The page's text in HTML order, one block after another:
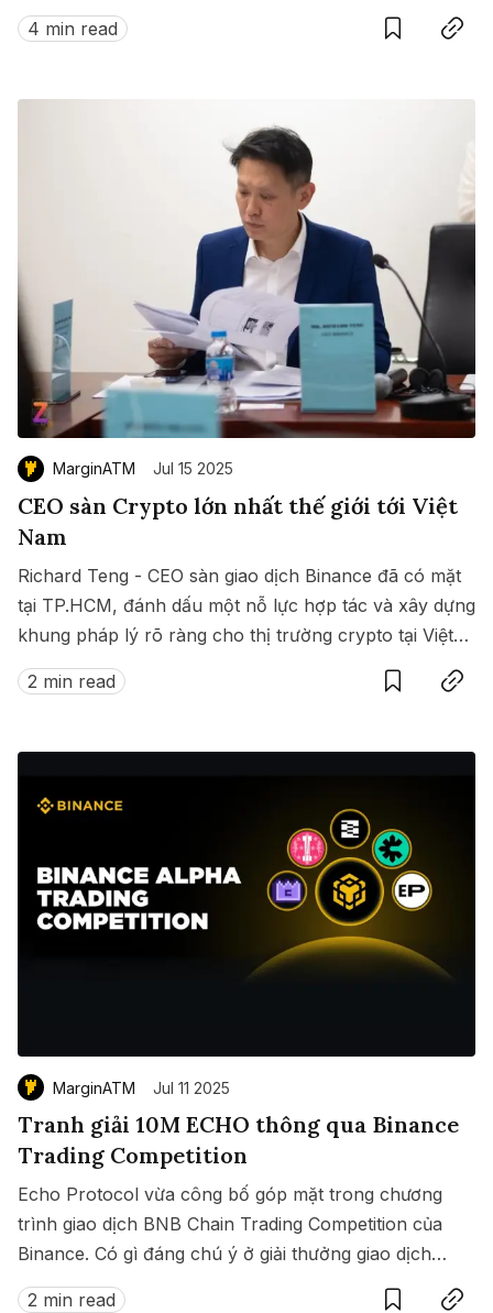
hàng loạt quốc gia không cần visa.
4 min read
MarginATM Jul 15 2025
CEO sàn Crypto lớn nhất thế giới tới Việt
Nam
Richard Teng - CEO sàn giao dịch Binance đã có mặt
tại TP.HCM, đánh dấu một nỗ lực hợp tác và xây dựng
khung pháp lý rõ ràng cho thị trường crypto tại Việt
Nam.
2 min read
SaveCopy link
MarginATM Jul 11 2025
Tranh giải 10M ECHO thông qua Binance
Trading Competition
Echo Protocol vừa công bố góp mặt trong chương
trình giao dịch BNB Chain Trading Competition của
Binance. Có gì đáng chú ý ở giải thưởng giao dịch
này?
2 min read
SaveCopy link